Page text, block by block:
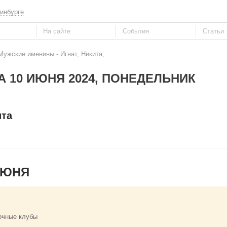
именины - Игнат, Никита;
10 ИЮНЯ 2024, ПОНЕДЕЛЬНИК
клубы